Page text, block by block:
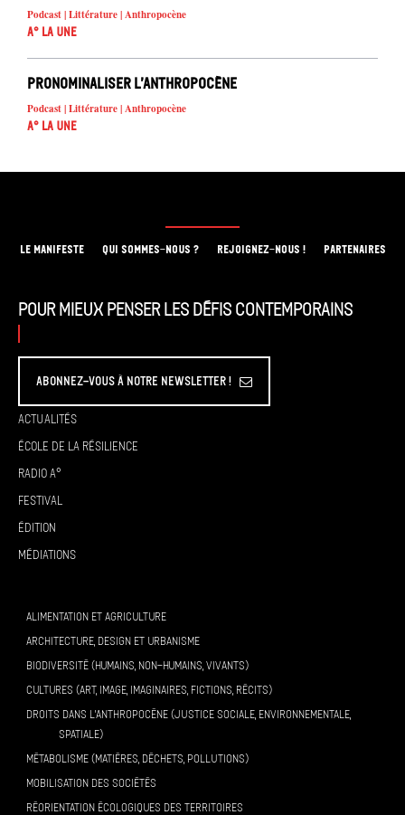
Podcast | Littérature | Anthropocène
A° la Une
Pronominaliser l’Anthropocène
Podcast | Littérature | Anthropocène
A° la Une
LE MANIFESTE QUI SOMMES-NOUS ? REJOIGNEZ-NOUS ! PARTENAIRES
Pour mieux penser les défis contemporains
Abonnez-vous à Notre Newsletter !
Actualités
École de la résilience
Radio A°
Festival
Édition
Médiations
ALIMENTATION ET AGRICULTURE
ARCHITECTURE, DESIGN ET URBANISME
BIODIVERSITÉ (HUMAINS, NON-HUMAINS, VIVANTS)
CULTURES (ART, IMAGE, IMAGINAIRES, FICTIONS, RÉCITS)
DROITS DANS L’ANTHROPOCÈNE (JUSTICE SOCIALE, ENVIRONNEMENTALE,
SPATIALE)
MÉTABOLISME (MATIÈRES, DÉCHETS, POLLUTIONS)
MOBILISATION DES SOCIÉTÉS
RÉORIENTATION ÉCOLOGIQUES DES TERRITOIRES